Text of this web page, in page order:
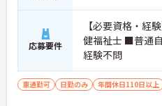
応募要件
【必要資格・経
健福祉士 ■普通
経験不問
車通勤可 日勤のみ 年間休日110日以上